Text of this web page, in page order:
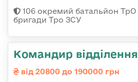
106 окремий батальйон ТрО
бригади Тро ЗСУ
Командир
від 20800 до 190000 грн